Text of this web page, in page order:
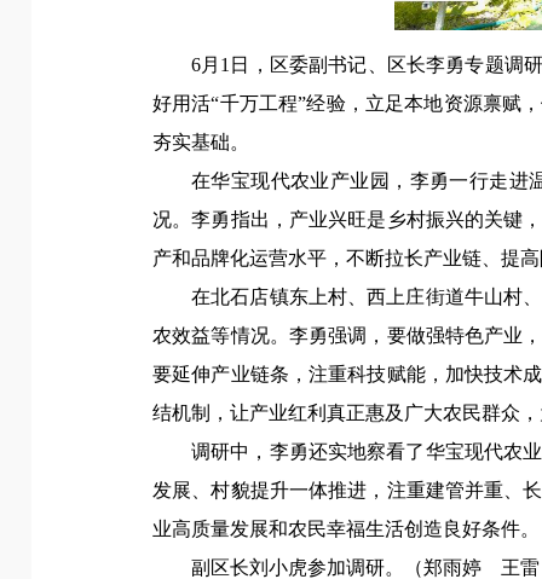
6月1日， 区委副书记、区长李勇专题调
好用活“千万工程”经验，立足本地资源禀赋
夯实基础。
在华宝现代农业产业园，李勇一行走进
况。李勇指出， 产业兴旺是乡村振兴的关键
产和品牌化运营水平，不断拉长产业链、提
在北石店镇东上村、西上庄街道牛山村
农效益等情况。 李勇强调， 要做强特色产业
要延伸产业链条，注重科技赋能，加快技术
结机制，让产业红利真正惠及广大农民群众
调研中，李勇还实地察看了华宝现代农
发展、村貌提升一体推进，注重建管并重、
业高质量发展和农民幸福生活创造良好条件。
副区长刘小虎参加调研。（郑雨婷 王雷